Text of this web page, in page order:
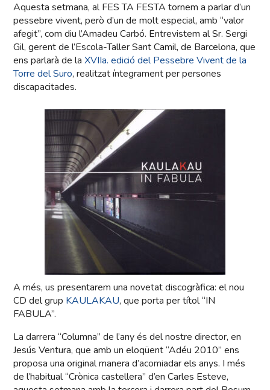
Aquesta setmana, al FES TA FESTA tornem a parlar d’un
pessebre vivent, però d’un de molt especial, amb “valor
afegit”, com diu l’Amadeu Carbó. Entrevistem al Sr. Sergi
Gil, gerent de l’Escola-Taller Sant Camil, de Barcelona, que
ens parlarà de laXVIIa. edició del Pessebre Vivent de la
Torre del Suro, realitzat íntegrament per persones
discapacitades.
A més, us presentarem una novetat discogràfica: el nou
CD del grup KAULAKAU, que porta per títol “IN
FABULA”.
La darrera “Columna” de l’any és del nostre director, en
Jesús Ventura, que amb un eloqüent “Adéu 2010” ens
proposa una original manera d’acomiadar els anys. I més
de l’habitual “Crònica castellera” d’en Carles Esteve,